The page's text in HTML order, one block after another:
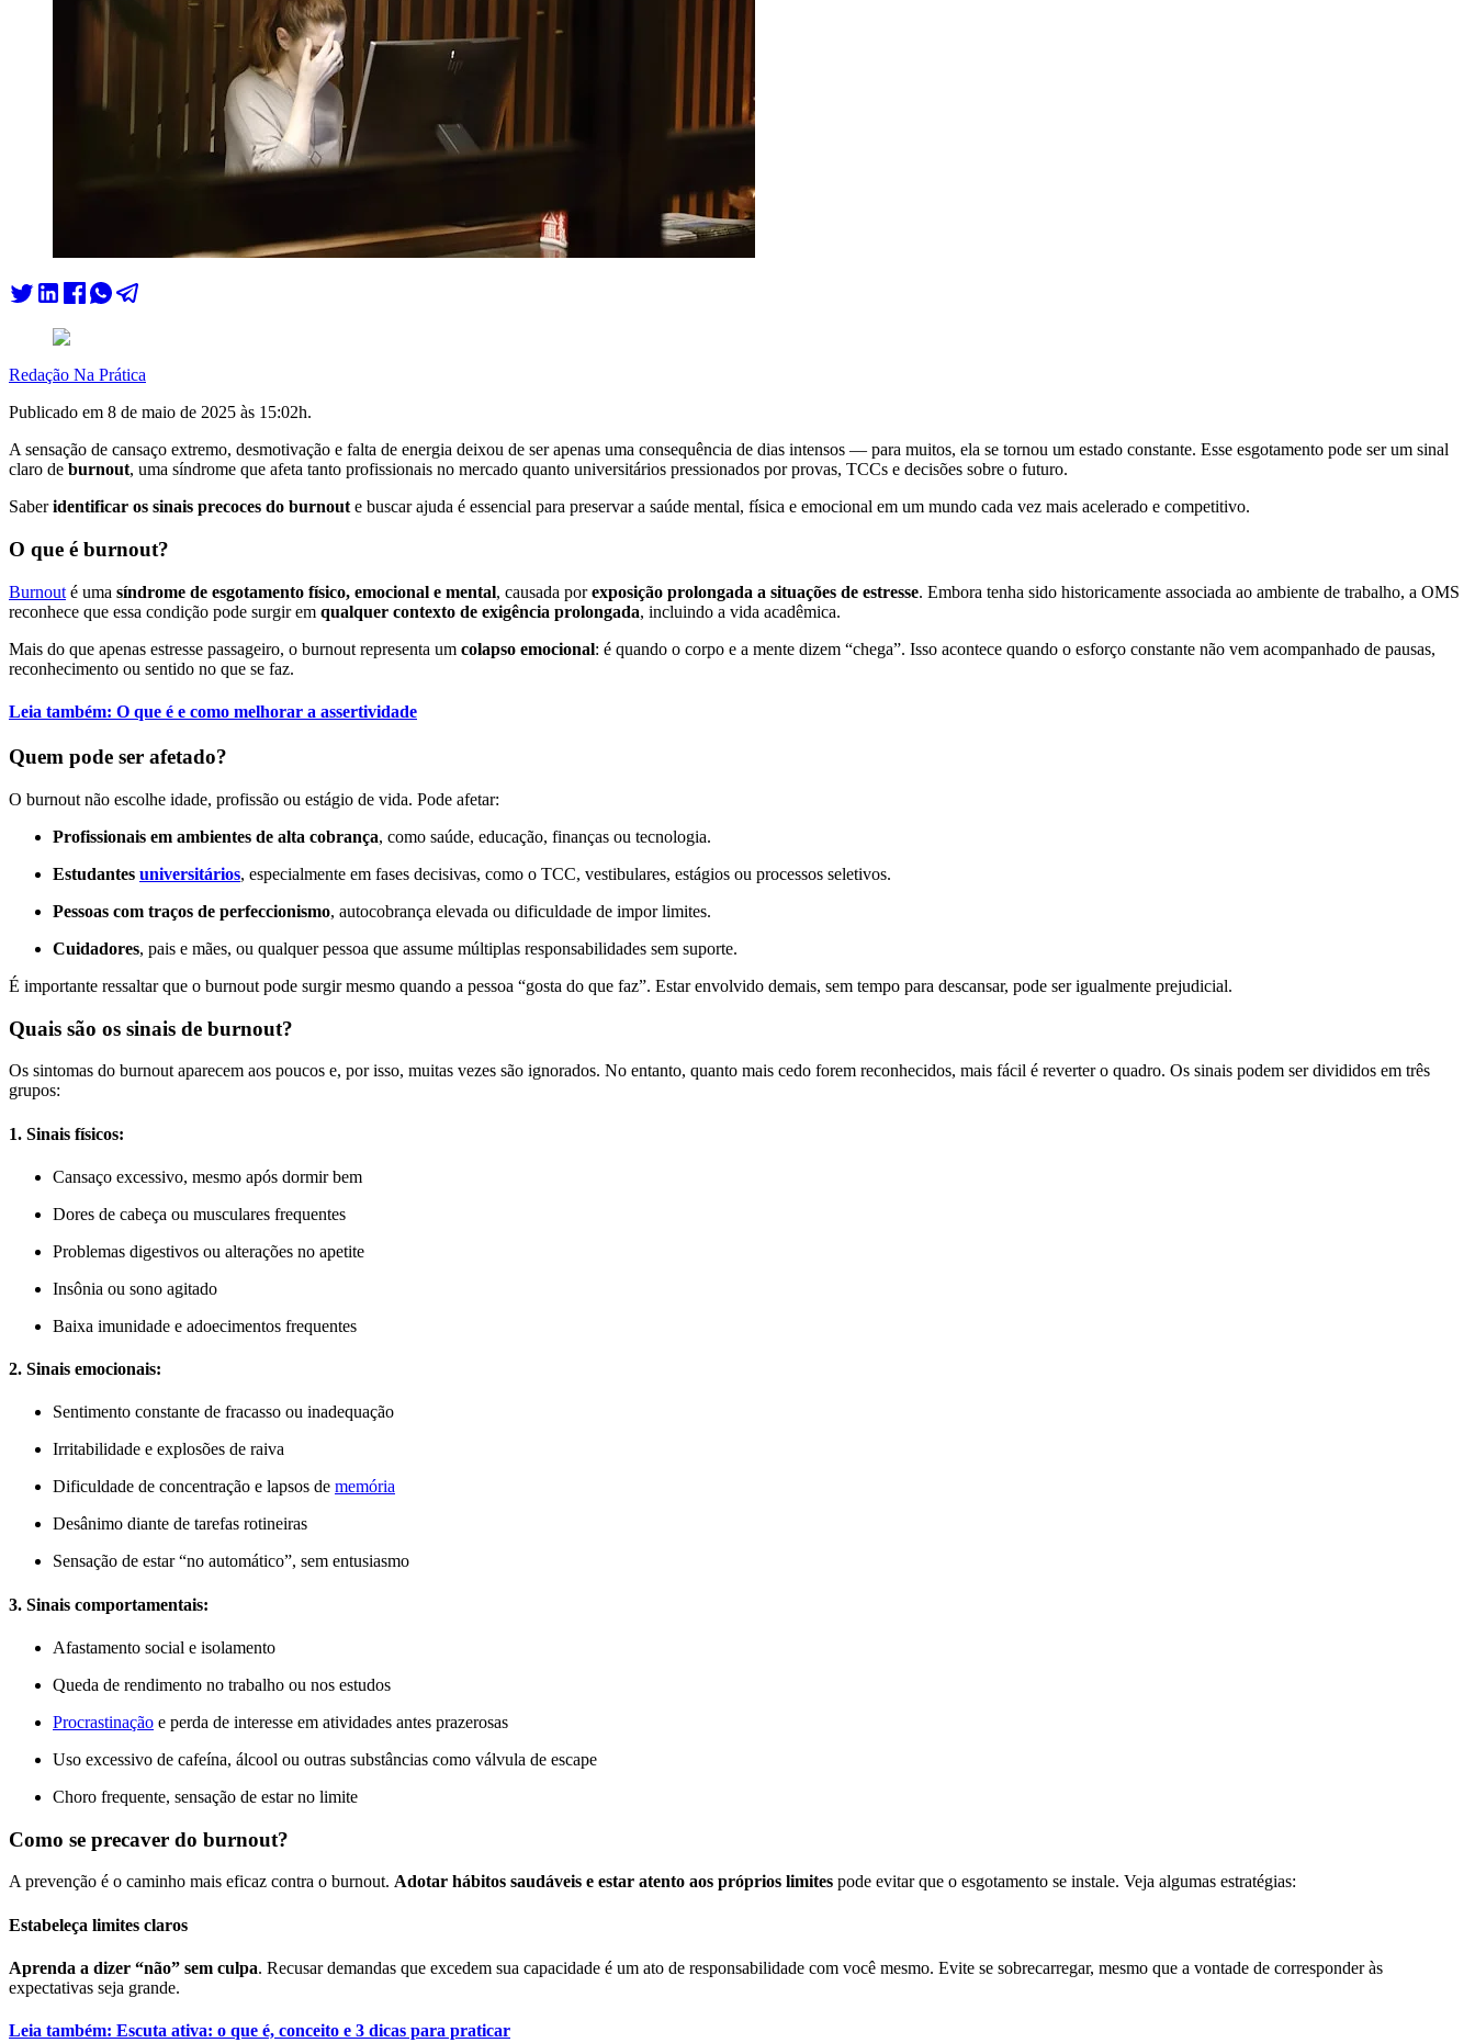
Redação Na Prática
Publicado em 8 de maio de 2025 às 15:02h.
A sensação de cansaço extremo, desmotivação e falta de energia deixou de ser apenas uma consequência de dias intensos — para muitos, ela se tornou um estado constante. Esse esgotamento pode ser um sinal
claro de burnout, uma síndrome que afeta tanto profissionais no mercado quanto universitários pressionados por provas, TCCs e decisões sobre o futuro.
Saberidentificar os sinais precoces do burnout e buscar ajuda é essencial para preservar a saúde mental, física e emocional em um mundo cada vez mais acelerado e competitivo.
O que é burnout?
Burnout é uma síndrome de esgotamento físico, emocional e mental, causada porexposição prolongada a situações de estresse. Embora tenha sido historicamente associada ao ambiente de trabalho, a OMS
reconhece que essa condição pode surgir em qualquer contexto de exigência prolongada, incluindo a vida acadêmica.
Mais do que apenas estresse passageiro, o burnout representa um colapso emocional: é quando o corpo e a mente dizem “chega”. Isso acontece quando o esforço constante não vem acompanhado de pausas,
reconhecimento ou sentido no que se faz.
Leia também: O que é e como melhorar a assertividade
Quem pode ser afetado?
O burnout não escolhe idade, profissão ou estágio de vida. Pode afetar:
Profissionais em ambientes de alta cobrança, como saúde, educação, finanças ou tecnologia.
Estudantes universitários, especialmente em fases decisivas, como o TCC, vestibulares, estágios ou processos seletivos.
Pessoas com traços de perfeccionismo, autocobrança elevada ou dificuldade de impor limites.
Cuidadores, pais e mães, ou qualquer pessoa que assume múltiplas responsabilidades sem suporte.
É importante ressaltar que o burnout pode surgir mesmo quando a pessoa “gosta do que faz”. Estar envolvido demais, sem tempo para descansar, pode ser igualmente prejudicial.
Quais são os sinais de burnout?
Os sintomas do burnout aparecem aos poucos e, por isso, muitas vezes são ignorados. No entanto, quanto mais cedo forem reconhecidos, mais fácil é reverter o quadro. Os sinais podem ser divididos em três
grupos:
1. Sinais físicos:
Cansaço excessivo, mesmo após dormir bem
Dores de cabeça ou musculares frequentes
Problemas digestivos ou alterações no apetite
Insônia ou sono agitado
Baixa imunidade e adoecimentos frequentes
2. Sinais emocionais:
Sentimento constante de fracasso ou inadequação
Irritabilidade e explosões de raiva
Dificuldade de concentração e lapsos de memória
Desânimo diante de tarefas rotineiras
Sensação de estar “no automático”, sem entusiasmo
3. Sinais comportamentais:
Afastamento social e isolamento
Queda de rendimento no trabalho ou nos estudos
Procrastinação e perda de interesse em atividades antes prazerosas
Uso excessivo de cafeína, álcool ou outras substâncias como válvula de escape
Choro frequente, sensação de estar no limite
Como se precaver do burnout?
A prevenção é o caminho mais eficaz contra o burnout. Adotar hábitos saudáveis e estar atento aos próprios limites pode evitar que o esgotamento se instale. Veja algumas estratégias:
Estabeleça limites claros
Aprenda a dizer “não” sem culpa. Recusar demandas que excedem sua capacidade é um ato de responsabilidade com você mesmo. Evite se sobrecarregar, mesmo que a vontade de corresponder às
expectativas seja grande.
Leia também: Escuta ativa: o que é, conceito e 3 dicas para praticar